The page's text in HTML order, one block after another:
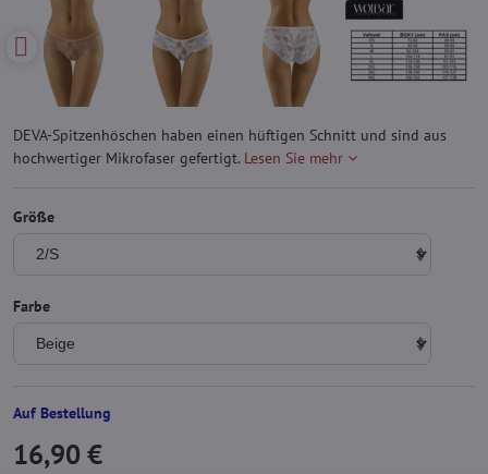
DEVA-Spitzenhöschen haben einen hüftigen Schnitt und sind aus
hochwertiger Mikrofaser gefertigt. Lesen Sie mehr
Größe
Farbe
Auf Bestellung
16,90 €